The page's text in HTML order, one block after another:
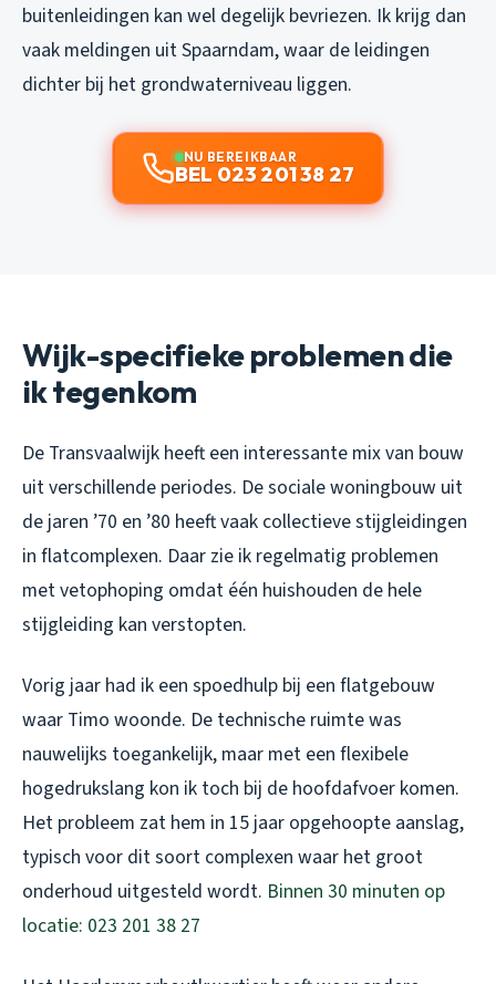
buitenleidingen kan wel degelijk bevriezen. Ik krijg dan
vaak meldingen uit Spaarndam, waar de leidingen
dichter bij het grondwaterniveau liggen.
NU BEREIKBAAR
BEL 023 201 38 27
Wijk-specifieke problemen die
ik tegenkom
De Transvaalwijk heeft een interessante mix van bouw
uit verschillende periodes. De sociale woningbouw uit
de jaren ’70 en ’80 heeft vaak collectieve stijgleidingen
in flatcomplexen. Daar zie ik regelmatig problemen
met vetophoping omdat één huishouden de hele
stijgleiding kan verstopten.
Vorig jaar had ik een spoedhulp bij een flatgebouw
waar Timo woonde. De technische ruimte was
nauwelijks toegankelijk, maar met een flexibele
hogedrukslang kon ik toch bij de hoofdafvoer komen.
Het probleem zat hem in 15 jaar opgehoopte aanslag,
typisch voor dit soort complexen waar het groot
onderhoud uitgesteld wordt. Binnen 30 minuten op
locatie: 023 201 38 27